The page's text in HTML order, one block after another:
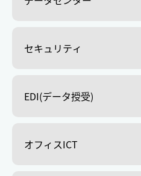
セキュリティ
EDI(データ授受)
オフィスICT